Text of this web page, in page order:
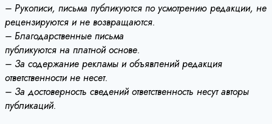
– Рукописи, письма публикуются по усмотрению редакции, не
рецензируются и не возвращаются.
– Благодарственные письма
публикуются на платной основе.
– За содержание рекламы и объявлений редакция
ответственности не несет.
– За достоверность сведений ответственность несут авторы
публикаций.